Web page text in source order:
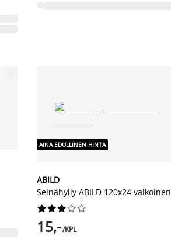
AINA EDULLINEN HINTA
ABILD
Seinähylly ABILD 120x24 valkoinen






15,-/KPL